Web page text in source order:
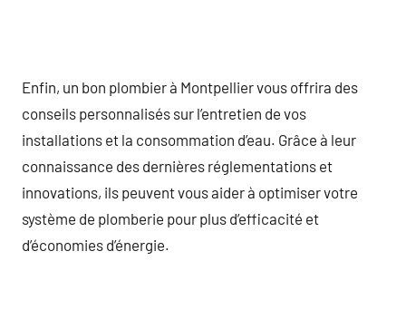
Enfin, un bon plombier à Montpellier vous offrira des
conseils personnalisés sur l’entretien de vos
installations et la consommation d’eau. Grâce à leur
connaissance des dernières réglementations et
innovations, ils peuvent vous aider à optimiser votre
système de plomberie pour plus d’efficacité et
d’économies d’énergie.